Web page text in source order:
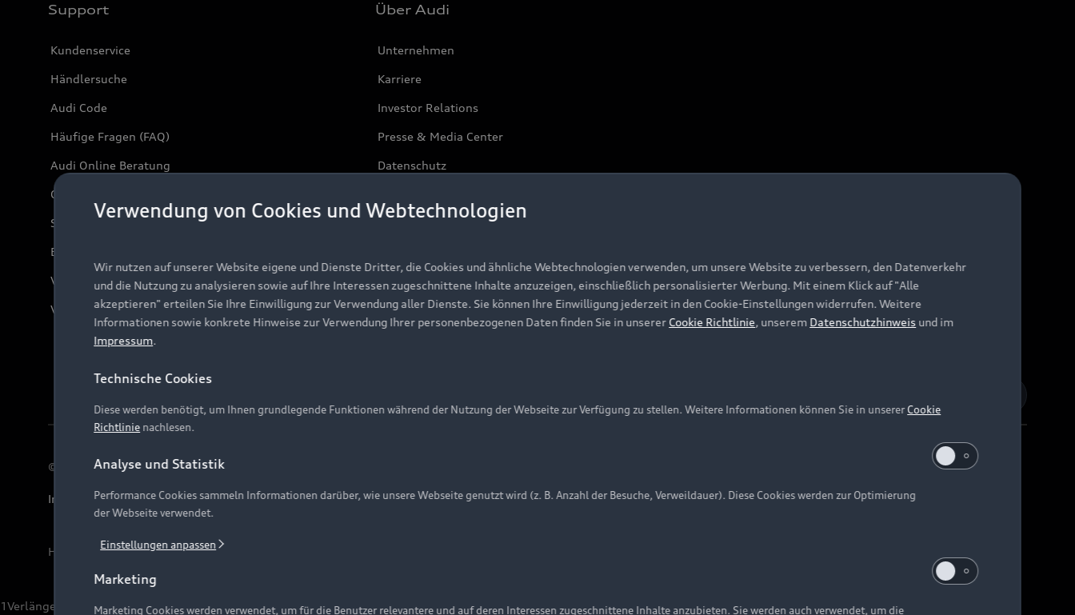
Support
Kundenservice
Händlersuche
Audi Code
Häufige Fragen (FAQ)
Audi Online Beratung
Online-Terminvereinbarung
Servicekontakt
Bordbuch & Bedienungsanleitungen
Verträge kündigen
Vertrag widerrufen
Über Audi
Unternehmen
Karriere
Investor Relations
Presse & Media Center
Datenschutz
© 2026 AUDI AG. Alle Rechte vorbehalten
Impressum Rechtliches Hinweisgebersystem Datenschutzinformation Cookie-Einstellungen Cookie-Richtlinie Barrierefreiheit Digital Services Act
Hinweis: Die aktuelle Darstellung und Anordnung der Embleme am Fahrzeug bei allen Abbildungen auf dieser Webseite kann abweichen.
1Verlängerung vorbehalten.
Verwendung von Cookies und Webtechnologien
Wir nutzen auf unserer Website eigene und Dienste Dritter, die Cookies und ähnliche Webtechnologien verwenden, um unsere Website zu verbessern, den Datenverkehr
und die Nutzung zu analysieren sowie auf Ihre Interessen zugeschnittene Inhalte anzuzeigen, einschließlich personalisierter Werbung. Mit einem Klick auf "Alle
akzeptieren" erteilen Sie Ihre Einwilligung zur Verwendung aller Dienste. Sie können Ihre Einwilligung jederzeit in den Cookie-Einstellungen widerrufen. Weitere
Informationen sowie konkrete Hinweise zur Verwendung Ihrer personenbezogenen Daten finden Sie in unserer Cookie Richtlinie, unserem Datenschutzhinweis und im
Impressum.
Technische Cookies
Diese werden benötigt, um Ihnen grundlegende Funktionen während der Nutzung der Webseite zur Verfügung zu stellen. Weitere Informationen können Sie in unsererCookie
Richtlinie nachlesen.
Analyse und Statistik
Performance Cookies sammeln Informationen darüber, wie unsere Webseite genutzt wird (z. B. Anzahl der Besuche, Verweildauer). Diese Cookies werden zur Optimierung
der Webseite verwendet.
Einstellungen anpassen
Marketing
Marketing Cookies werden verwendet, um für die Benutzer relevantere und auf deren Interessen zugeschnittene Inhalte anzubieten. Sie werden auch verwendet, um die